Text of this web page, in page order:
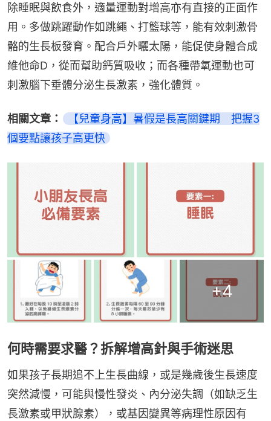
除睡眠與飲食外，適量運動對增高亦有直接的正面作
用。多做跳躍動作如跳繩、打籃球等，能有效刺激骨
骼的生長板發育。配合戶外曬太陽，能促使身體合成
維他命D，從而幫助鈣質吸收；而各種帶氧運動也可
刺激腦下垂體分泌生長激素，強化體質。
相關文章：
【兒童身高】暑假是長高關鍵期　把握3
個要點讓孩子高更快
+4
何時需要求醫？拆解增高針與手術迷思
如果孩子長期追不上生長曲線，或是幾歲後生長速度
突然減慢，可能與慢性發炎、內分泌失調（如缺乏生
長激素或甲狀腺素），或基因變異等病理性原因有